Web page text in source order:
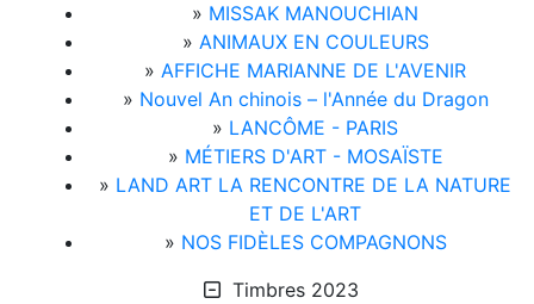
» MISSAK MANOUCHIAN
» ANIMAUX EN COULEURS
» AFFICHE MARIANNE DE L'AVENIR
» Nouvel An chinois – l'Année du Dragon
» LANCÔME - PARIS
» MÉTIERS D'ART - MOSAÏSTE
» LAND ART LA RENCONTRE DE LA NATURE
ET DE L'ART
» NOS FIDÈLES COMPAGNONS
Timbres 2023